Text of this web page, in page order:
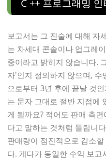
C ++ 프로그래밍
보고서는 그 진술에 대해 자
는 차세대 콘솔이나 업그레
중이라고 밝히지 않습니다.
자'인지 정의하지 않으며, 수
으로부터 3년 후에 끝날 것
는 문자 그대로 절반 지점에
게 될까요? 적어도 판매 측
다고 말하는 것처럼 들립니
판매량이 점진적으로 감소
다. 게다가 동일한 수익 보